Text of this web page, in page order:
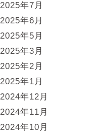
2025年7月
2025年6月
2025年5月
2025年3月
2025年2月
2025年1月
2024年12月
2024年11月
2024年10月